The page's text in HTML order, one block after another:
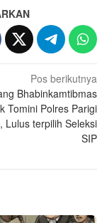
Pos berikutnya
Bhabinkamtibmas
Tomini Polres Parigi
Lulus terpilih Seleksi
SIP